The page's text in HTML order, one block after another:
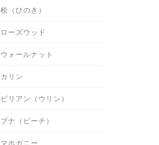
桧（ひのき）
ローズウッド
ウォールナット
カリン
ビリアン（ウリン）
ブナ（ビーチ）
マホガニー